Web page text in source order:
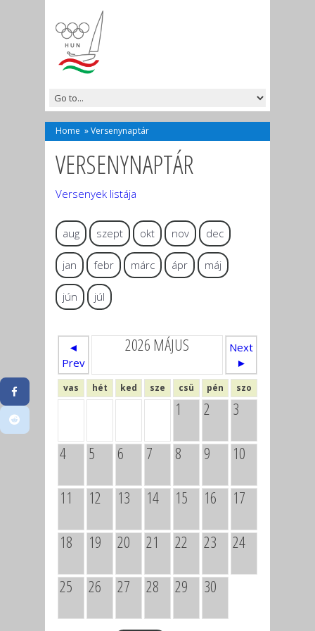
Home »Versenynaptár
VERSENYNAPTÁR
Versenyek listája
aug szept okt nov dec
jan febr márc ápr máj
jún júl
◄
Prev
2026 MÁJUS
Next
►
vas hét ked sze csü pén szo
1 2 3
4 5 6 7 8 9 10
11 12 13 14 15 16 17
18 19 20 21 22 23 24
25 26 27 28 29 30